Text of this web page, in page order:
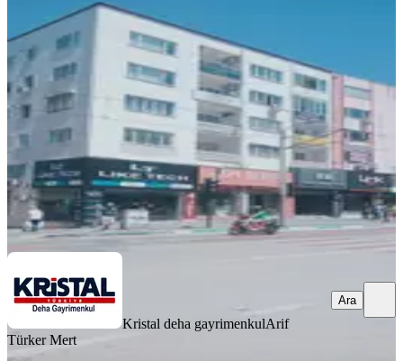
Uluyol Da Kiralık 3+1 Ofis
Bursa, Osmangazi
1 Oda·131 m² · 1. Kat ·01.08.2026
23.500 ₺
Kristal deha gayrimenkulArif Türker Mert
Ara
Kristal deha gayrimenkulArif
Türker Mert
Ara